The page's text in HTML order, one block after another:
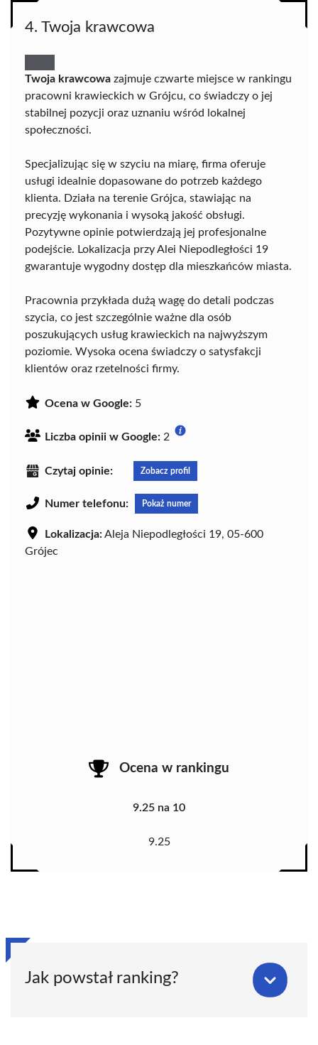
4. Twoja krawcowa
Twoja krawcowa zajmuje czwarte miejsce w rankingu
pracowni krawieckich w Grójcu, co świadczy o jej
stabilnej pozycji oraz uznaniu wśród lokalnej
społeczności.
Specjalizując się w szyciu na miarę, firma oferuje
usługi idealnie dopasowane do potrzeb każdego
klienta. Działa na terenie Grójca, stawiając na
precyzję wykonania i wysoką jakość obsługi.
Pozytywne opinie potwierdzają jej profesjonalne
podejście. Lokalizacja przy Alei Niepodległości 19
gwarantuje wygodny dostęp dla mieszkańców miasta.
Pracownia przykłada dużą wagę do detali podczas
szycia, co jest szczególnie ważne dla osób
poszukujących usług krawieckich na najwyższym
poziomie. Wysoka ocena świadczy o satysfakcji
klientów oraz rzetelności firmy.
Ocena w Google: 5
Liczba opinii w Google: 2
Czytaj opinie: Zobacz profil
Numer telefonu: Pokaż numer
Lokalizacja:Aleja Niepodległości 19, 05-600
Grójec
Ocena w rankingu
9.25 na 10
9.25
Jak powstał ranking?